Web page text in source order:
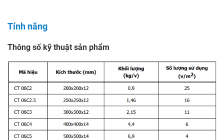
Tính năng
Thông số kỹ thuật sản phẩm